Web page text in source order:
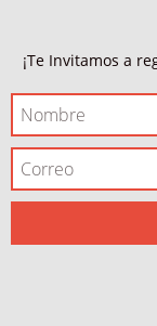
¡Te Invitamos a